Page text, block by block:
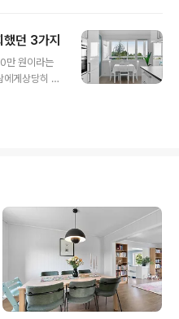
이는 예산의
다.나는 수많
례일수록 전
있었다.특
던 3가지
만 원이라는
에게상당히 현
“자취방 리
맞춰 사용
진행되는 것
고,비교적 합
채워나갔다.
계획보다 훨씬